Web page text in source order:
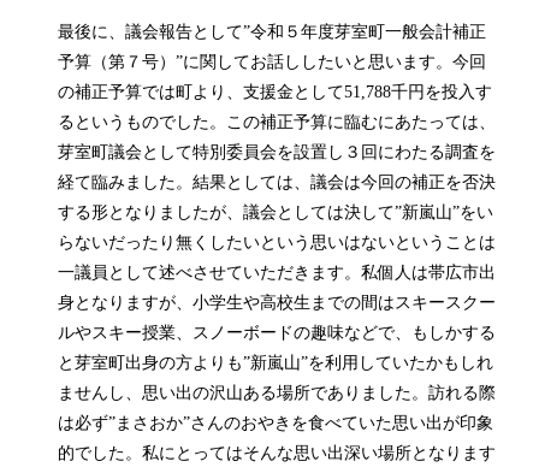
最後に、議会報告として”令和５年度芽室町一般会計補正
予算（第７号）”に関してお話ししたいと思います。今回
の補正予算では町より、支援金として51,788千円を投入す
るというものでした。この補正予算に臨むにあたっては、
芽室町議会として特別委員会を設置し３回にわたる調査を
経て臨みました。結果としては、議会は今回の補正を否決
する形となりましたが、議会としては決して”新嵐山”をい
らないだったり無くしたいという思いはないということは
一議員として述べさせていただきます。私個人は帯広市出
身となりますが、小学生や高校生までの間はスキースクー
ルやスキー授業、スノーボードの趣味などで、もしかする
と芽室町出身の方よりも”新嵐山”を利用していたかもしれ
ませんし、思い出の沢山ある場所でありました。訪れる際
は必ず”まさおか”さんのおやきを食べていた思い出が印象
的でした。私にとってはそんな思い出深い場所となります